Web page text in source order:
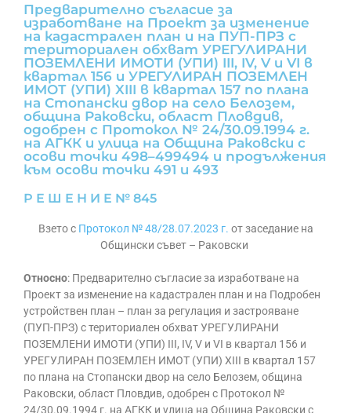
Предварително съгласие за
изработване на Проект за изменение
на кадастрален план и на ПУП-ПРЗ с
териториален обхват УРЕГУЛИРАНИ
ПОЗЕМЛЕНИ ИМОТИ (УПИ) III, IV, V и VI в
квартал 156 и УРЕГУЛИРАН ПОЗЕМЛЕН
ИМОТ (УПИ) XIII в квартал 157 по плана
на Стопански двор на село Белозем,
община Раковски, област Пловдив,
одобрен с Протокол № 24/30.09.1994 г.
на АГКК и улица на Община Раковски с
осови точки 498–499494 и продължения
към осови точки 491 и 493
Р Е Ш Е Н И Е № 845
Взето с Протокол № 48/28.07.2023 г. от заседание на
Общински съвет – Раковски
Относно: Предварително съгласие за изработване на
Проект за изменение на кадастрален план и на Подробен
устройствен план – план за регулация и застрояване
(ПУП-ПРЗ) с териториален обхват УРЕГУЛИРАНИ
ПОЗЕМЛЕНИ ИМОТИ (УПИ) III, IV, V и VI в квартал 156 и
УРЕГУЛИРАН ПОЗЕМЛЕН ИМОТ (УПИ) XIII в квартал 157
по плана на Стопански двор на село Белозем, община
Раковски, област Пловдив, одобрен с Протокол №
24/30.09.1994 г. на АГКК и улица на Община Раковски с